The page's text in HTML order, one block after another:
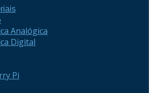
Analógica
Digital
Pi